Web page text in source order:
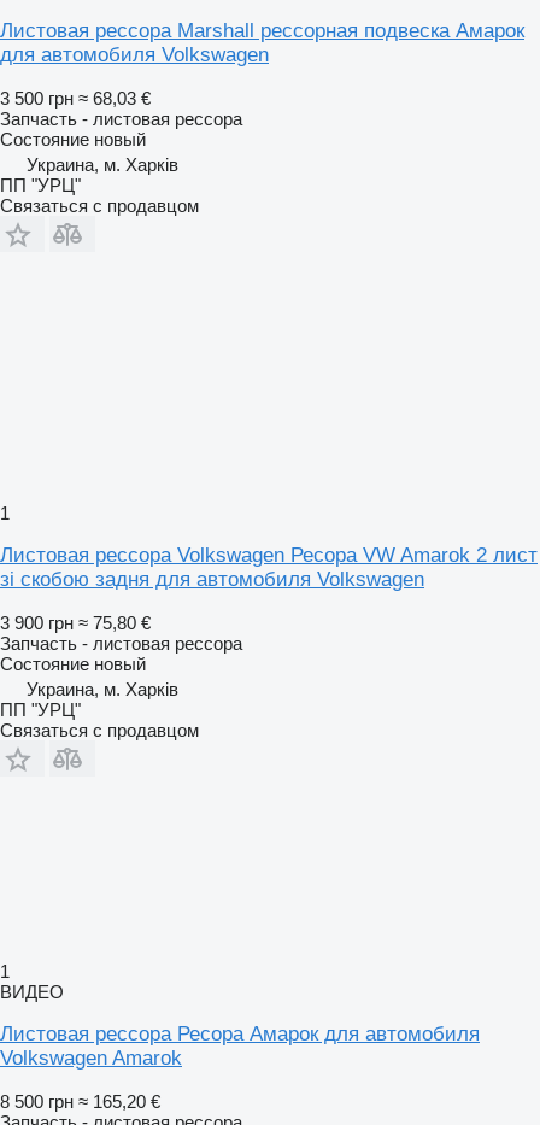
Листовая рессора Marshall рессорная подвеска Амарок
для автомобиля Volkswagen
3 500 грн ≈ 68,03 €
Запчасть - листовая рессора
Состояние новый
Украина, м. Харків
ПП "УРЦ"
Связаться с продавцом
1
Листовая рессора Volkswagen Ресора VW Amarok 2 лист
зі скобою задня для автомобиля Volkswagen
3 900 грн ≈ 75,80 €
Запчасть - листовая рессора
Состояние новый
Украина, м. Харків
ПП "УРЦ"
Связаться с продавцом
1
ВИДЕО
Листовая рессора Ресора Амарок для автомобиля
Volkswagen Amarok
8 500 грн ≈ 165,20 €